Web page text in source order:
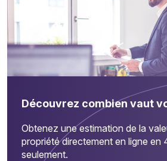
Découvrez combien vaut
Obtenez une estimation de la
propriété directement en ligne en
seulement.